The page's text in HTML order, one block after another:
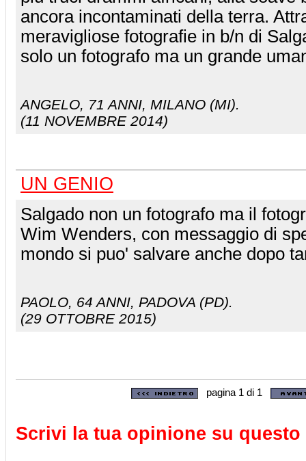
ancora incontaminati della terra.
meravigliose fotografie in b/n di
solo un fotografo ma un grande
ANGELO, 71 ANNI, MILANO (MI).
(11 NOVEMBRE 2014)
UN GENIO
Salgado non un fotografo ma il
Wim Wenders, con messaggio di
mondo si puo' salvare anche dopo
PAOLO, 64 ANNI, PADOVA (PD).
(29 OTTOBRE 2015)
pagina 1 di 1
Scrivi la tua opinione su